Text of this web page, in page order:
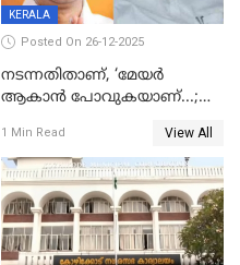
KERALA
Posted On 26-12-2025
നടന്നതിതാണ്, ‘മേയർ
ആകാൻ പോവുകയാണ്...;
മുഖ്യമന്ത്രിയുടെ ഓഫീസ്
തന്നെ വിശദീകരിയ്ക്കുന്നു;
സത്യമിതാണ്
1 Min Read View All